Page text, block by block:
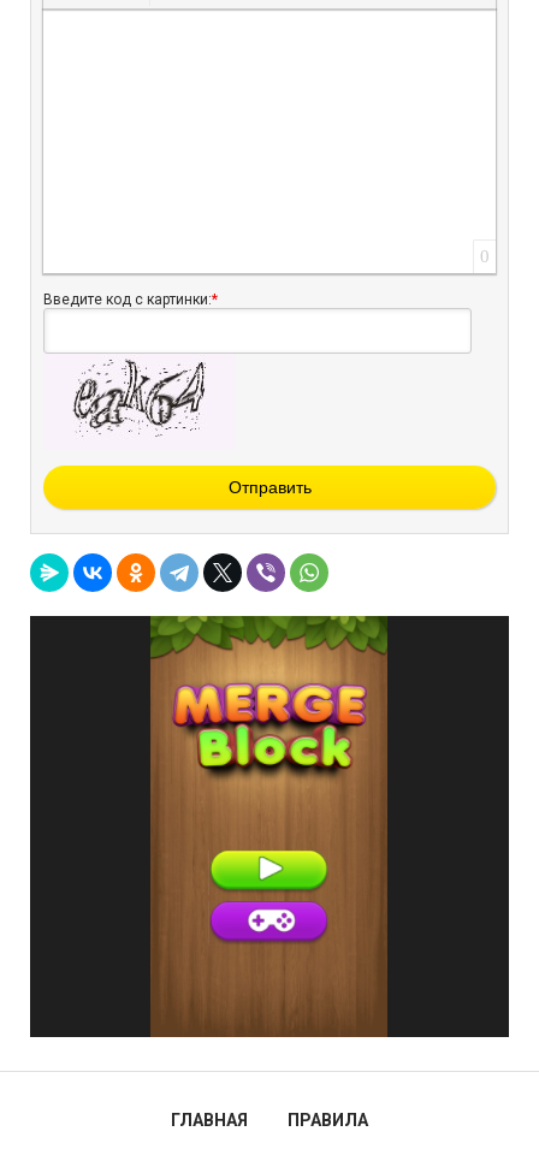
Вставить защищенную ссылку
Вставить смайлик
Вставка скрытого текста
Вставка цитаты
Вставка спойлера
0
Введите код с картинки:*
Отправить
ГЛАВНАЯ ПРАВИЛА